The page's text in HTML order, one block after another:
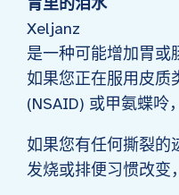
Xeljanz
是一种可能增加胃或
如果您正在服用皮质
(NSAID) 或甲氨蝶呤
如果您有任何撕裂的
发烧或排便习惯改变